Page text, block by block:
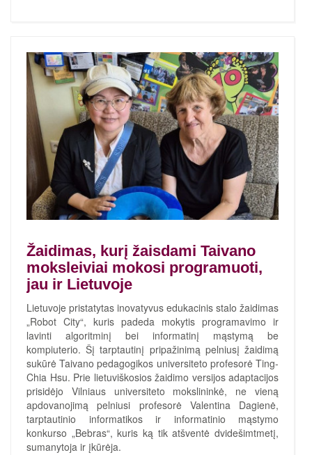
Žaidimas, kurį žaisdami Taivano
moksleiviai mokosi programuoti,
jau ir Lietuvoje
Lietuvoje pristatytas inovatyvus edukacinis stalo žaidimas
„Robot City“, kuris padeda mokytis programavimo ir
lavinti algoritminį bei informatinį mąstymą be
kompiuterio. Šį tarptautinį pripažinimą pelniusį žaidimą
sukūrė Taivano pedagogikos universiteto profesorė Ting-
Chia Hsu. Prie lietuviškosios žaidimo versijos adaptacijos
prisidėjo Vilniaus universiteto mokslininkė, ne vieną
apdovanojimą pelniusi profesorė Valentina Dagienė,
tarptautinio informatikos ir informatinio mąstymo
konkurso „Bebras“, kuris ką tik atšventė dvidešimtmetį,
sumanytoja ir įkūrėja.